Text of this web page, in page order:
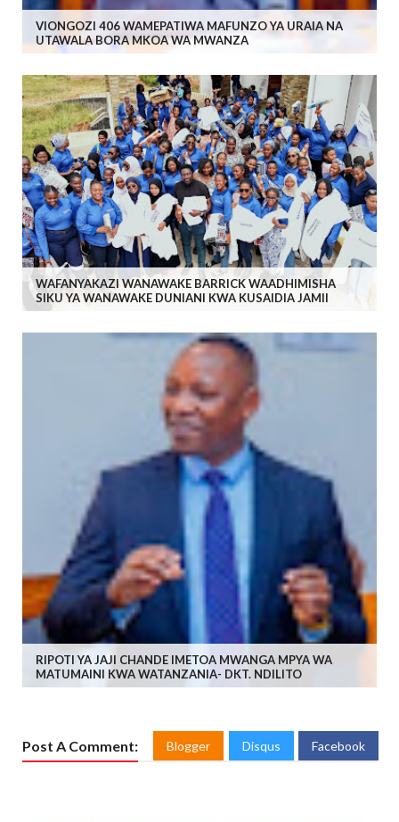
VIONGOZI 406 WAMEPATIWA MAFUNZO YA URAIA NA
UTAWALA BORA MKOA WA MWANZA
WAFANYAKAZI WANAWAKE BARRICK WAADHIMISHA
SIKU YA WANAWAKE DUNIANI KWA KUSAIDIA JAMII
RIPOTI YA JAJI CHANDE IMETOA MWANGA MPYA WA
MATUMAINI KWA WATANZANIA- DKT. NDILITO
Post A Comment: Blogger Disqus Facebook